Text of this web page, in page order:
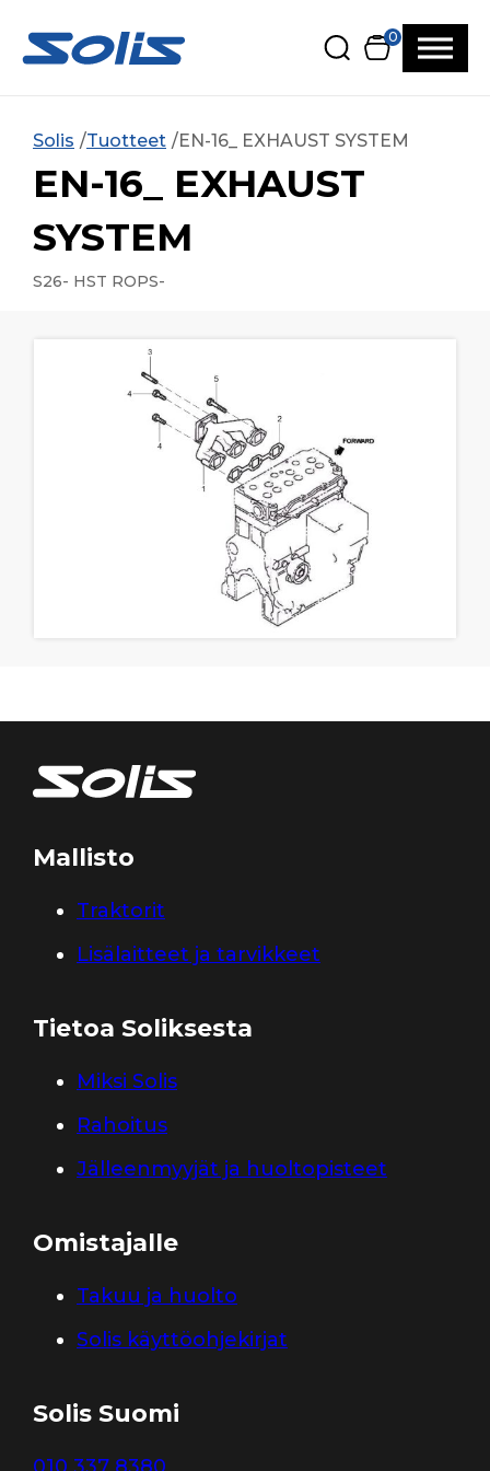
0
Solis Tuotteet EN-16_ EXHAUST SYSTEM
EN-16_ EXHAUST
SYSTEM
S26- HST ROPS-
Mallisto
Traktorit
Lisälaitteet ja tarvikkeet
Tietoa Soliksesta
Miksi Solis
Rahoitus
Jälleenmyyjät ja huoltopisteet
Omistajalle
Takuu ja huolto
Solis käyttöohjekirjat
Solis Suomi